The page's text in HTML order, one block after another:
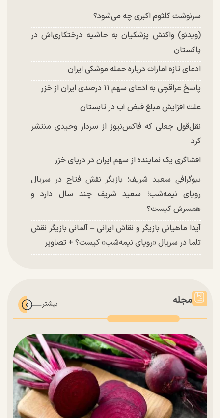
سرنوشت کلثوم اکبری چه می‌شود؟
(ویدئو) واکنش پزشکیان به حاشیه درختکاری‌اش در
پاکستان
ادعای تازه امارات درباره حمله موشکی ایران
پاسخ عراقچی به ادعای سهم ۱۱ درصدی ایران از خزر
علت افزایش مبلغ قبض آب در تابستان
نقل‌قول جعلی که فاکس‌نیوز از سردار وحیدی منتشر
کرد
افشاگری یک نماینده از سهم ایران در دریای خزر
بیوگرافی سعید شریف؛ بازیگر نقش فتاح در سریال
رویای نیمه‌شب؛ سعید شریف چند سال دارد و
همسرش کیست؟
آیدا ماهیانی بازیگر و نقاش ایرانی – آلمانی بازیگر نقش
تلما در سریال «رویای نیمه‌شب» کیست؟ + تصاویر
مجله